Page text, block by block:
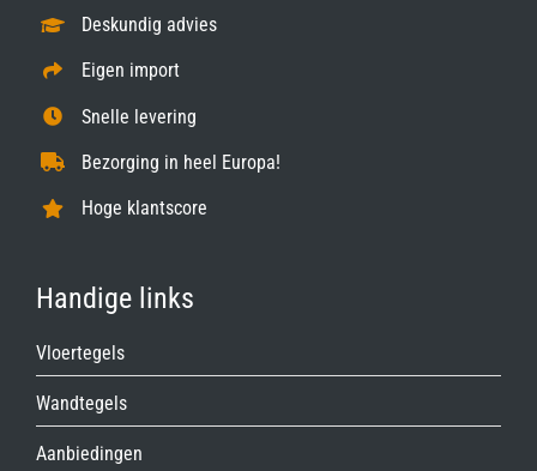
Deskundig advies
Eigen import
Snelle levering
Bezorging in heel Europa!
Hoge klantscore
Handige links
Vloertegels
Wandtegels
Aanbiedingen